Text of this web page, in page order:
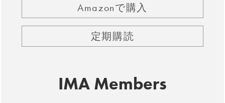
Amazonで購入
定期購読
IMA Members